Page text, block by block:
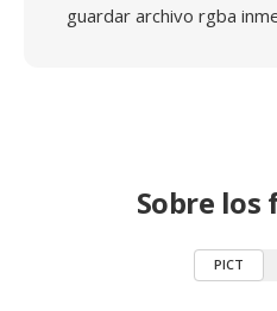
guardar archivo rgba
Sobre
PICT